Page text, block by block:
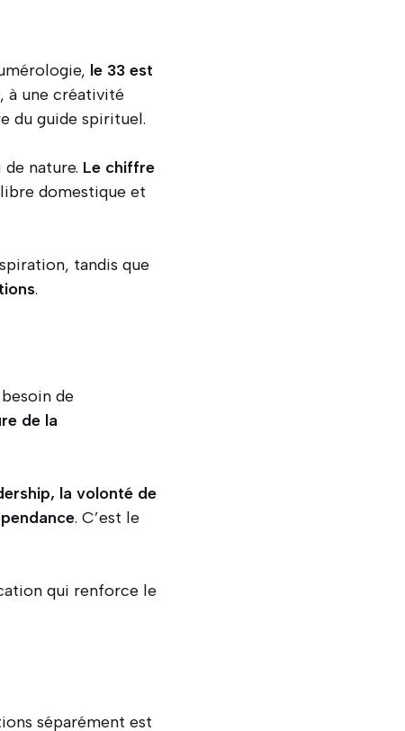
le 33 est
à une créativité
du guide spirituel.
nature. Le chiffre
domestique et
tandis que
.
de
de la
la volonté de
. C’est le
qui renforce le
séparément est